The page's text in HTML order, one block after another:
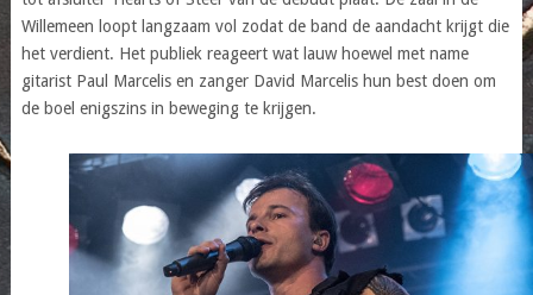
Willemeen loopt langzaam vol zodat de band de aandacht krijgt die
het verdient. Het publiek reageert wat lauw hoewel met name
gitarist Paul Marcelis en zanger David Marcelis hun best doen om
de boel enigszins in beweging te krijgen.